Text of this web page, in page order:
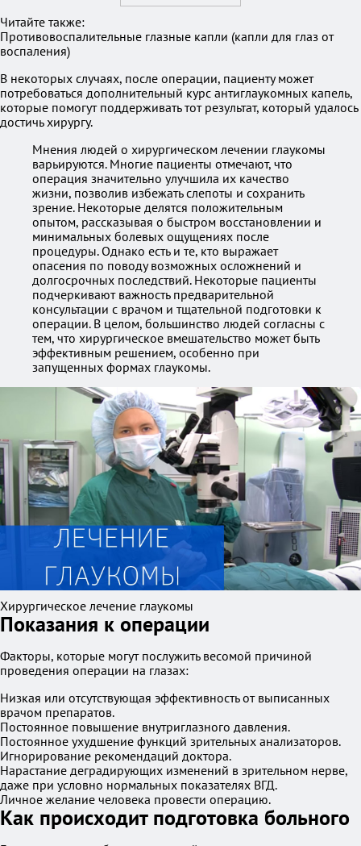
Читайте также:
Противовоспалительные глазные капли (капли для глаз от
воспаления)
В некоторых случаях, после операции, пациенту может
потребоваться дополнительный курс антиглаукомных капель,
которые помогут поддерживать тот результат, который удалось
достичь хирургу.
Мнения людей о хирургическом лечении глаукомы
варьируются. Многие пациенты отмечают, что
операция значительно улучшила их качество
жизни, позволив избежать слепоты и сохранить
зрение. Некоторые делятся положительным
опытом, рассказывая о быстром восстановлении и
минимальных болевых ощущениях после
процедуры. Однако есть и те, кто выражает
опасения по поводу возможных осложнений и
долгосрочных последствий. Некоторые пациенты
подчеркивают важность предварительной
консультации с врачом и тщательной подготовки к
операции. В целом, большинство людей согласны с
тем, что хирургическое вмешательство может быть
эффективным решением, особенно при
запущенных формах глаукомы.
Хирургическое лечение глаукомы
Показания к операции
Факторы, которые могут послужить весомой причиной
проведения операции на глазах:
Низкая или отсутствующая эффективность от выписанных
врачом препаратов.
Постоянное повышение внутриглазного давления.
Постоянное ухудшение функций зрительных анализаторов.
Игнорирование рекомендаций доктора.
Нарастание деградирующих изменений в зрительном нерве,
даже при условно нормальных показателях ВГД.
Личное желание человека провести операцию.
Как происходит подготовка больного